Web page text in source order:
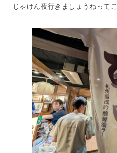
じゃけん夜行きましょうねって